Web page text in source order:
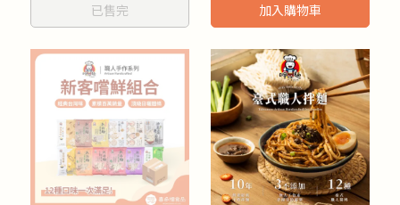
已售完 加入購物車